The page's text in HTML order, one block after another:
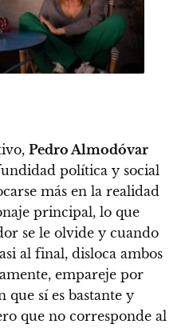
Pedro Almodóvar
política y social
más en la realidad
principal, lo que
se le olvide y cuando
al final, disloca ambos
empareje por
que sí es bastante y
que no corresponde al